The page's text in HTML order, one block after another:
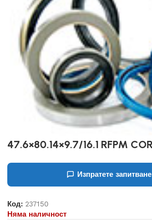
47.6×80.14×9.7/16.1 RFPM
Изпратете запитване
Код:237150
Няма наличност